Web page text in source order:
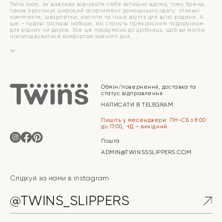
Twins знає, як важливо відчувати себе затишно вдома, тому бренд
також пропонує широкий асортимент домашнього одягу: стильні
комплекти, шкарпетки, колготи та інше взуття для всієї родини. А
ще – чудові гостьові набори, які стануть прекрасним подарунком
для рідних чи друзів. Усе це продумано до дрібниць, щоб ви могли
насолоджуватися комфортом кожного дня.
Обмін/повернення, доставка та
статус відправлення
НАПИСАТИ В TELEGRAM
Пишіть у месенджери: ПН-СБ з 8:00
до 17:00, НД – вихідний
Пошта
ADMIN@TWINSSSLIPPERS.COM
Слідкуй за нами в instagram
@TWINS_SLIPPERS